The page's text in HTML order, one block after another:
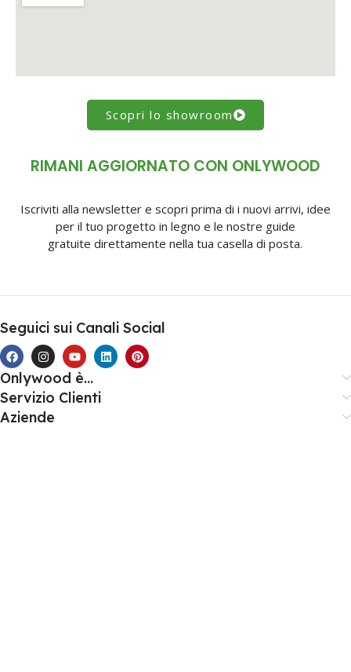
Scopri lo showroom
RIMANI AGGIORNATO CON ONLYWOOD
Iscriviti alla newsletter e scopri prima di i nuovi arrivi, idee
per il tuo progetto in legno e le nostre guide
gratuite direttamente nella tua casella di posta.
Seguici sui Canali Social
Onlywood è...
Servizio Clienti
Aziende